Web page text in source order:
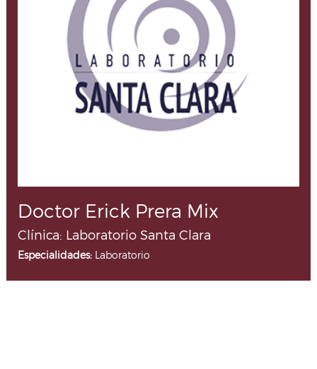
Doctor Erick Prera Mix
Clínica: Laboratorio Santa Clara
Especialidades: Laboratorio